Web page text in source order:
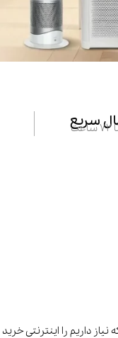
سریع
داریم را اینترنتی خرید